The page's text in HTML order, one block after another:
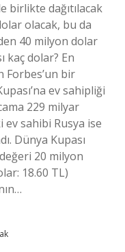
birlikte dağıtılacak
olacak, bu da
40 milyon dolar
kaç dolar? En
bir
ev sahipliği
229 milyar
ev sahibi Rusya ise
Dünya Kupası
20 milyon
18.60 TL)